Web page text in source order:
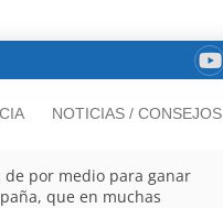
NOTICIAS / CONSEJOS
por medio para ganar
que en muchas